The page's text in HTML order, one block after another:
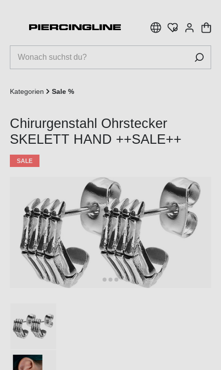
Kategorien Sale %
Chirurgenstahl Ohrstecker
SKELETT HAND ++SALE++
SALE